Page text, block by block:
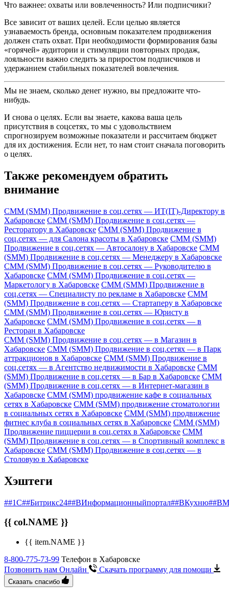
Что важнее: охваты или вовлеченность? Или подписчики?
Все зависит от ваших целей. Если целью является
узнаваемость бренда, основным показателем продвижения
должен стать охват. При необходимости формирования базы
«горячей» аудитории и стимуляции повторных продаж,
лояльности важно следить за приростом подписчиков и
удержанием стабильных показателей вовлечения.
Мы не знаем, сколько денег нужно, вы предложите что-
нибудь.
И снова о целях. Если вы знаете, какова ваша цель
присутствия в соцсетях, то мы с удовольствием
спрогнозируем возможные показатели и рассчитаем бюджет
для их достижения. Если нет, то нам стоит сначала поговорить
о целях.
Также рекомендуем обратить
внимание
СММ (SMM) Продвижение в соц.сетях — ИТ(IT)-Директору в
Хабаровске СММ (SMM) Продвижение в соц.сетях —
Ресторатору в Хабаровске СММ (SMM) Продвижение в
соц.сетях — для Салона красоты в Хабаровске СММ (SMM)
Продвижение в соц.сетях — Автосалону в Хабаровске СММ
(SMM) Продвижение в соц.сетях — Менеджеру в Хабаровске
СММ (SMM) Продвижение в соц.сетях — Руководителю в
Хабаровске СММ (SMM) Продвижение в соц.сетях —
Маркетологу в Хабаровске СММ (SMM) Продвижение в
соц.сетях — Специалисту по рекламе в Хабаровске СММ
(SMM) Продвижение в соц.сетях — Стартаперу в Хабаровске
СММ (SMM) Продвижение в соц.сетях — Юристу в
Хабаровске СММ (SMM) Продвижение в соц.сетях — в
Ресторан в Хабаровске
СММ (SMM) Продвижение в соц.сетях — в Магазин в
Хабаровске СММ (SMM) Продвижение в соц.сетях — в Парк
аттракционов в Хабаровске СММ (SMM) Продвижение в
соц.сетях — в Агентство недвижимости в Хабаровске СММ
(SMM) Продвижение в соц.сетях — в Бар в Хабаровске СММ
(SMM) Продвижение в соц.сетях — в Интернет-магазин в
Хабаровске СММ (SMM) продвижение кафе в социальных
сетях в Хабаровске СММ (SMM) продвижение стоматологии
в социальных сетях в Хабаровске СММ (SMM) продвижение
фитнес клуба в социальных сетях в Хабаровске СММ (SMM)
Продвижение пиццерии в соц.сетях в Хабаровске СММ
(SMM) Продвижение в соц.сетях — в Спортивный комплекс в
Хабаровске СММ (SMM) Продвижение в соц.сетях — в
Столовую в Хабаровске
Хэштеги
##1С##Битрикс24##ВИнформационныйпортал##ВКухню
{{ col.NAME }}
{{ item.NAME }}
8-800-775-73-99 Телефон в Хабаровске
Позвонить нам Онлайн
Скачать программу для помощи
Сказать спасибо